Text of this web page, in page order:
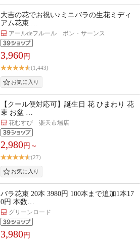
大吉の花でお祝い♪ミニバラの生花ミディ
アム花束 …
アールdeフルール ボン・サーンス
3,960円
(1,443)
【クール便対応可】誕生日 花 ひまわり 花
束 お盆 …
花むすび 楽天市場店
2,980円～
(27)
バラ花束 20本 3980円 100本まで追加1本17
0円 本数…
グリーンロード
3,980円